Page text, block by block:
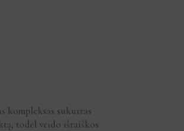
kompleksas sukurtas
todėl veido išraiškos